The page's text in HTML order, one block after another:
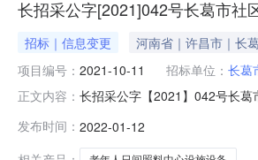
长招采公字[2021]042号长葛市社
招标｜信息变更
河南省｜许昌市｜长
项目编号： 2021-10-11 招标单位： 长葛
正文内容： 长招采公字【2021】042号长
省?许昌市）》4、原投标截止
发布时间： 2022-01-12